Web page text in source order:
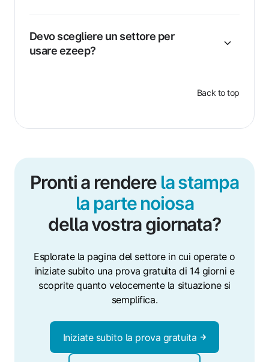
Devo scegliere un settore per
usare ezeep?
Back to top
Pronti a rendere la stampa
la parte noiosa
della vostra giornata?
Esplorate la pagina del settore in cui operate o
iniziate subito una prova gratuita di 14 giorni e
scoprite quanto velocemente la situazione si
semplifica.
Iniziate subito la prova gratuita